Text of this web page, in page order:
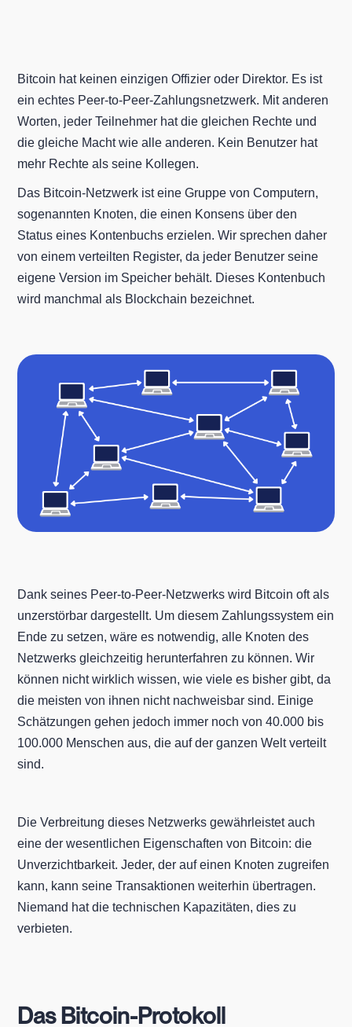
Bitcoin hat keinen einzigen Offizier oder Direktor. Es ist
ein echtes Peer-to-Peer-Zahlungsnetzwerk. Mit anderen
Worten, jeder Teilnehmer hat die gleichen Rechte und
die gleiche Macht wie alle anderen. Kein Benutzer hat
mehr Rechte als seine Kollegen.
Das Bitcoin-Netzwerk ist eine Gruppe von Computern,
sogenannten Knoten, die einen Konsens über den
Status eines Kontenbuchs erzielen. Wir sprechen daher
von einem verteilten Register, da jeder Benutzer seine
eigene Version im Speicher behält. Dieses Kontenbuch
wird manchmal als Blockchain bezeichnet.
Dank seines Peer-to-Peer-Netzwerks wird Bitcoin oft als
unzerstörbar dargestellt. Um diesem Zahlungssystem ein
Ende zu setzen, wäre es notwendig, alle Knoten des
Netzwerks gleichzeitig herunterfahren zu können. Wir
können nicht wirklich wissen, wie viele es bisher gibt, da
die meisten von ihnen nicht nachweisbar sind. Einige
Schätzungen gehen jedoch immer noch von 40.000 bis
100.000 Menschen aus, die auf der ganzen Welt verteilt
sind.
Die Verbreitung dieses Netzwerks gewährleistet auch
eine der wesentlichen Eigenschaften von Bitcoin: die
Unverzichtbarkeit. Jeder, der auf einen Knoten zugreifen
kann, kann seine Transaktionen weiterhin übertragen.
Niemand hat die technischen Kapazitäten, dies zu
verbieten.
Das Bitcoin-Protokoll